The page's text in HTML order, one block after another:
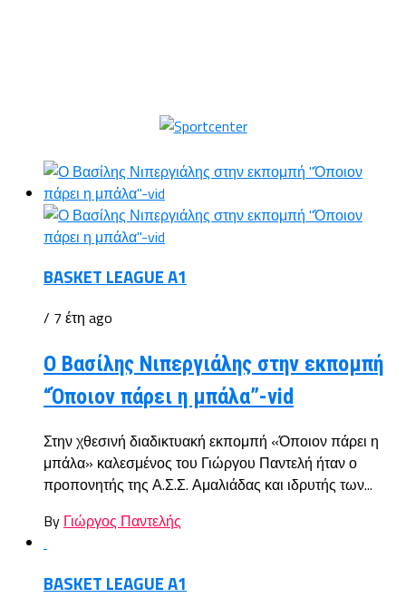
BASKET LEAGUE A1
/ 7 έτη ago
Ο Βασίλης Νιπεργιάλης στην εκπομπή
“Όποιον πάρει η μπάλα”-vid
Στην χθεσινή διαδικτυακή εκπομπή «Όποιον πάρει η
μπάλα» καλεσμένος του Γιώργου Παντελή ήταν ο
προπονητής της Α.Σ.Σ. Αμαλιάδας και ιδρυτής των...
By Γιώργος Παντελής
BASKET LEAGUE A1